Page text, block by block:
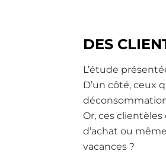
DES
L’étude
D’un côté, ceux
Or, ces
d’achat ou
vacances ?